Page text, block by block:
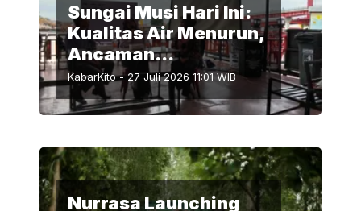
Sungai Musi Hari Ini:
Kualitas Air Menurun,
Ancaman
Mikroplastik, dan
Pencemaran
KabarKito -27 Juli 2026 11:01WIB
Nurrasa Launching